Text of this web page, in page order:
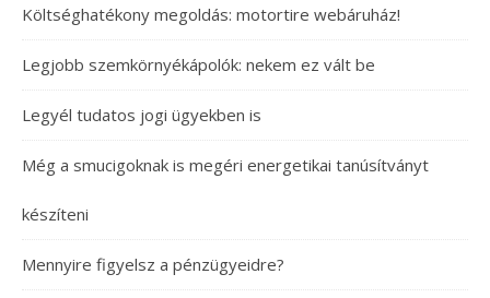
Költséghatékony megoldás: motortire webáruház!
Legjobb szemkörnyékápolók: nekem ez vált be
Legyél tudatos jogi ügyekben is
Még a smucigoknak is megéri energetikai tanúsítványt
készíteni
Mennyire figyelsz a pénzügyeidre?